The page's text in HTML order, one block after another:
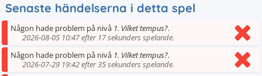
Senaste händelserna i detta spel
Någon hade problem på nivå 1. Vilket tempus?.
2026-08-05 10:47 efter 17 sekunders spelande.
Någon hade problem på nivå 1. Vilket tempus?.
2026-07-29 19:42 efter 35 sekunders spelande.